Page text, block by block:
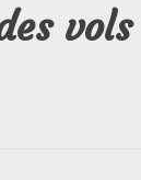
vols